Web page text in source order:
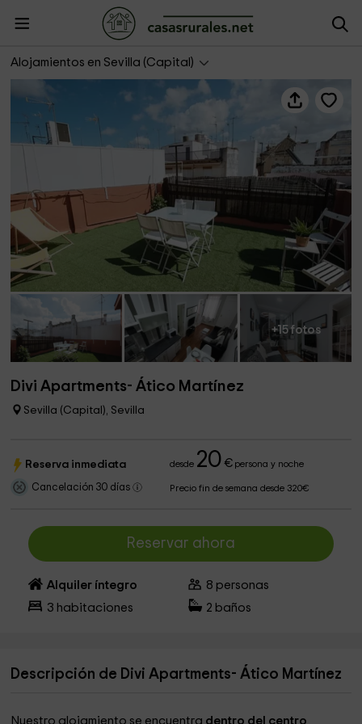
Alojamientos en Sevilla (Capital)
Divi Apartments- Ático Martínez
+15 fotos
Divi Apartments- Ático Martínez
Sevilla (Capital), Sevilla
Reserva inmediata desde 20 €persona y noche
Cancelación 30 días Precio fin de semana desde 320€
Reservar ahora
Alquiler íntegro 8 personas
3 habitaciones 2 baños
Descripción de Divi Apartments- Ático Martínez
Nuestro alojamiento se encuentra dentro del centro